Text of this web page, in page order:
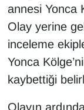
annesi Yonca
Olay yerine
inceleme
Yonca
kaybettiği
Olayın